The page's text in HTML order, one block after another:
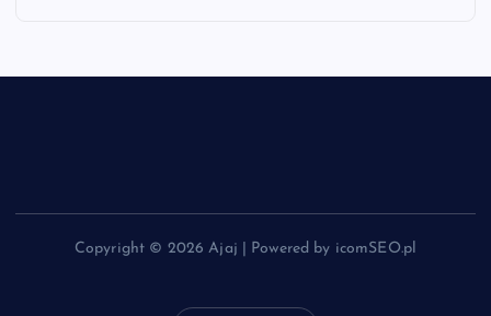
Copyright © 2026 Ajaj | Powered by icomSEO.pl